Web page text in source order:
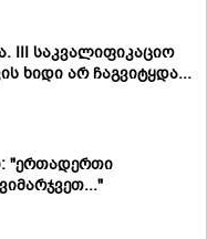
III საკვალიფიკაციო
ხიდი არ ჩაგვიტყდა...
"ერთადერთი